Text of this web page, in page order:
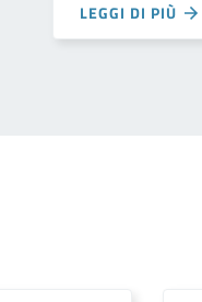
LEGGI DI PIÙ